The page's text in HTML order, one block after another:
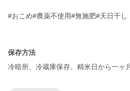
#おこめ#農薬不使用#無施肥#天日干し
保存方法
冷暗所、冷蔵庫保存。精米日から一ヶ